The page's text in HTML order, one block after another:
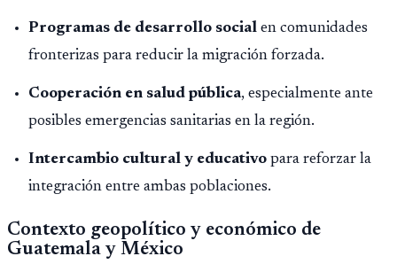
Programas de desarrollo social en comunidades
fronterizas para reducir la migración forzada.
Cooperación en salud pública, especialmente ante
posibles emergencias sanitarias en la región.
Intercambio cultural y educativo para reforzar la
integración entre ambas poblaciones.
Contexto geopolítico y económico de
Guatemala y México